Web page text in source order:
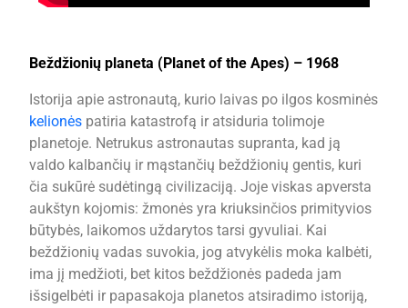
Beždžionių planeta (Planet of the Apes) – 1968
Istorija apie astronautą, kurio laivas po ilgos kosminės
kelionės patiria katastrofą ir atsiduria tolimoje
planetoje. Netrukus astronautas supranta, kad ją
valdo kalbančių ir mąstančių beždžionių gentis, kuri
čia sukūrė sudėtingą civilizaciją. Joje viskas apversta
aukštyn kojomis: žmonės yra kriuksinčios primityvios
būtybės, laikomos uždarytos tarsi gyvuliai. Kai
beždžionių vadas suvokia, jog atvykėlis moka kalbėti,
ima jį medžioti, bet kitos beždžionės padeda jam
išsigelbėti ir papasakoja planetos atsiradimo istoriją,